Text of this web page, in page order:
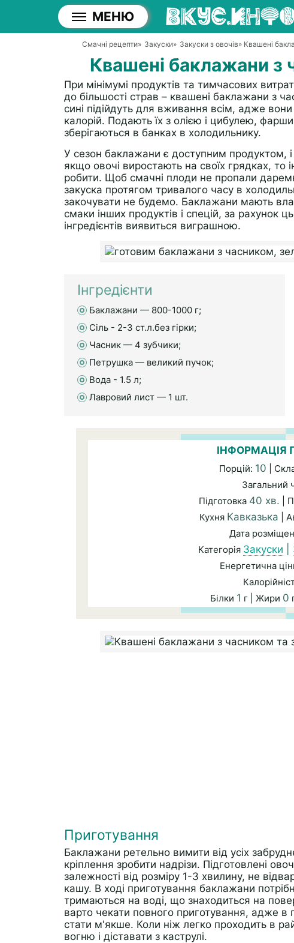
МЕНЮ
Смачні рецепти» Закуски» Закуски з овочів» Квашені
Квашені баклажани з
При мінімумі продуктів та тимчасових
до більшості страв – квашені баклажани з
сині підійдуть для вживання всім, адже вони
калорій. Подають їх з олією і цибулею,
зберігаються в банках в холодильнику.
У сезон баклажани є доступним продуктом, і
якщо овочі виростають на своїх грядках,
робити. Щоб смачні плоди не пропали
закуска протягом тривалого часу в
закочувати не будемо. Баклажани мають
смаки інших продуктів і спецій, за рахунок
інгредієнтів виявиться виграшною.
Інгредієнти
Баклажани — 800-1000 г;
Сіль - 2-3 ст.л.без гірки;
Часник — 4 зубчики;
Петрушка — великий пучок;
Вода - 1.5 л;
Лавровий лист — 1 шт.
ІНФОРМАЦІЯ
Порцій: 10 |
Загальний
Підготовка 40 хв. |
Кухня Кавказька |
Дата
Категорія Закуски
Енергетична
Білки 1 г | Жири 0
Приготування
Баклажани ретельно вимити від усіх
кріплення зробити надрізи. Підготовлені
залежності від розміру 1-3 хвилину, не
кашу. В ході приготування баклажани
тримаються на воді, що знаходиться на
варто чекати повного приготування, адже в
стати м'якше. Коли ніж легко проходить в
вогню і діставати з каструлі.